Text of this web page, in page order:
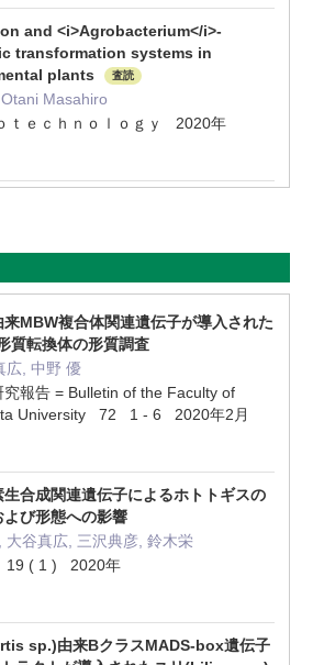
and <i>Agrobacterium</i>-
transformation systems in
plants
査読
Masahiro
ｔｅｃｈｎｏｌｏｇｙ 2020年
MBW複合体関連遺伝子が導入された
質転換体の形質調査
広, 中野 優
究報告 = Bulletin of the Faculty of
University 72 1 - 6 2020年2月
合成関連遺伝子によるホトトギスの
び形態への影響
大谷真広, 三沢典彦, 鈴木栄
19 ( 1 ) 2020年
sp.)由来BクラスMADS-box遺伝子